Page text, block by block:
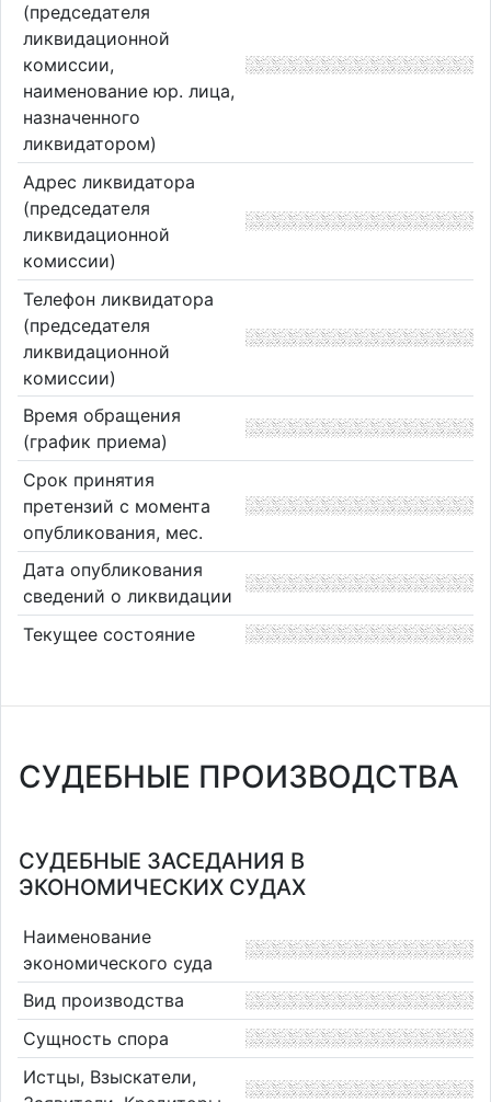
(председателя
ликвидационной
комиссии,
наименование юр. лица,
назначенного
ликвидатором)
Адрес ликвидатора
(председателя
ликвидационной
комиссии)
Телефон ликвидатора
(председателя
ликвидационной
комиссии)
Время обращения
(график приема)
Срок принятия
претензий с момента
опубликования, мес.
Дата опубликования
сведений о ликвидации
Текущее состояние
СУДЕБНЫЕ ПРОИЗВОДСТВА
СУДЕБНЫЕ ЗАСЕДАНИЯ В
ЭКОНОМИЧЕСКИХ СУДАХ
Наименование
экономического суда
Вид производства
Сущность спора
Истцы, Взыскатели,